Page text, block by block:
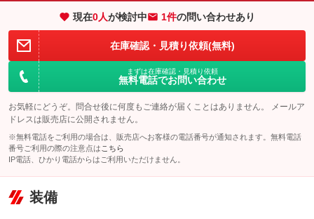
現在0人が検討中 1件の問い合わせあり
在庫確認・見積り依頼(無料)
まずは在庫確認・見積り依頼
無料電話でお問い合わせ
お気軽にどうぞ。問合せ後に何度もご連絡が届くことはありません。 メールア
ドレスは販売店に公開されません。
※無料電話をご利用の場合は、販売店へお客様の電話番号が通知されます。無料電話
番号ご利用の際の注意点は こちら
IP電話、ひかり電話からはご利用いただけません。
装備